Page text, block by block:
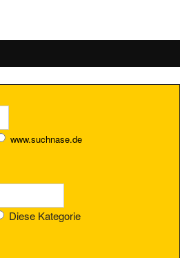
www.suchnase.de
Diese Kategorie